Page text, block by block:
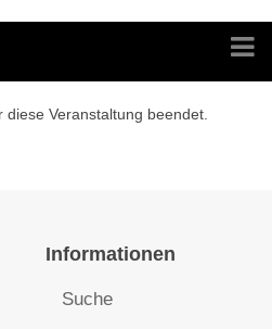
Veranstaltung beendet.
Informationen
Suche